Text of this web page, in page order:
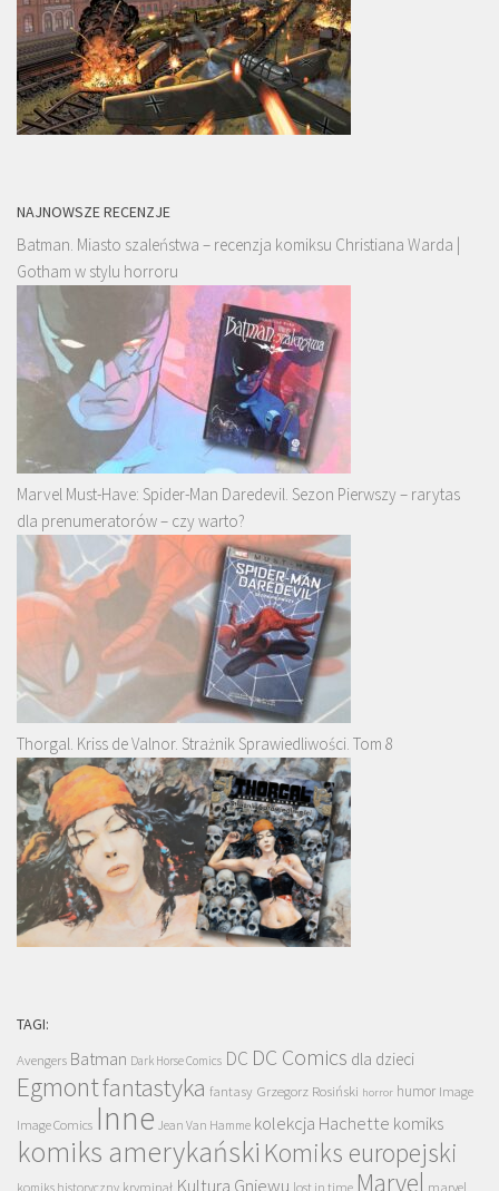
NAJNOWSZE RECENZJE
Batman. Miasto szaleństwa – recenzja komiksu Christiana Warda |
Gotham w stylu horroru
Marvel Must-Have: Spider-Man Daredevil. Sezon Pierwszy – rarytas
dla prenumeratorów – czy warto?
Thorgal. Kriss de Valnor. Strażnik Sprawiedliwości. Tom 8
TAGI:
Avengers Batman Dark Horse Comics DC DC Comics dla dzieci
Egmontfantastyka fantasy Grzegorz Rosiński horror humor Image
Image Comics Inne Jean Van Hamme kolekcja Hachette komiks
komiks amerykański Komiks europejski
komiks historyczny kryminał Kultura Gniewu lost in time Marvel marvel